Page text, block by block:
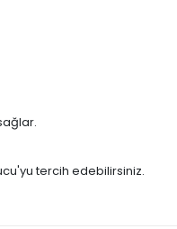
tercih edebilirsiniz.